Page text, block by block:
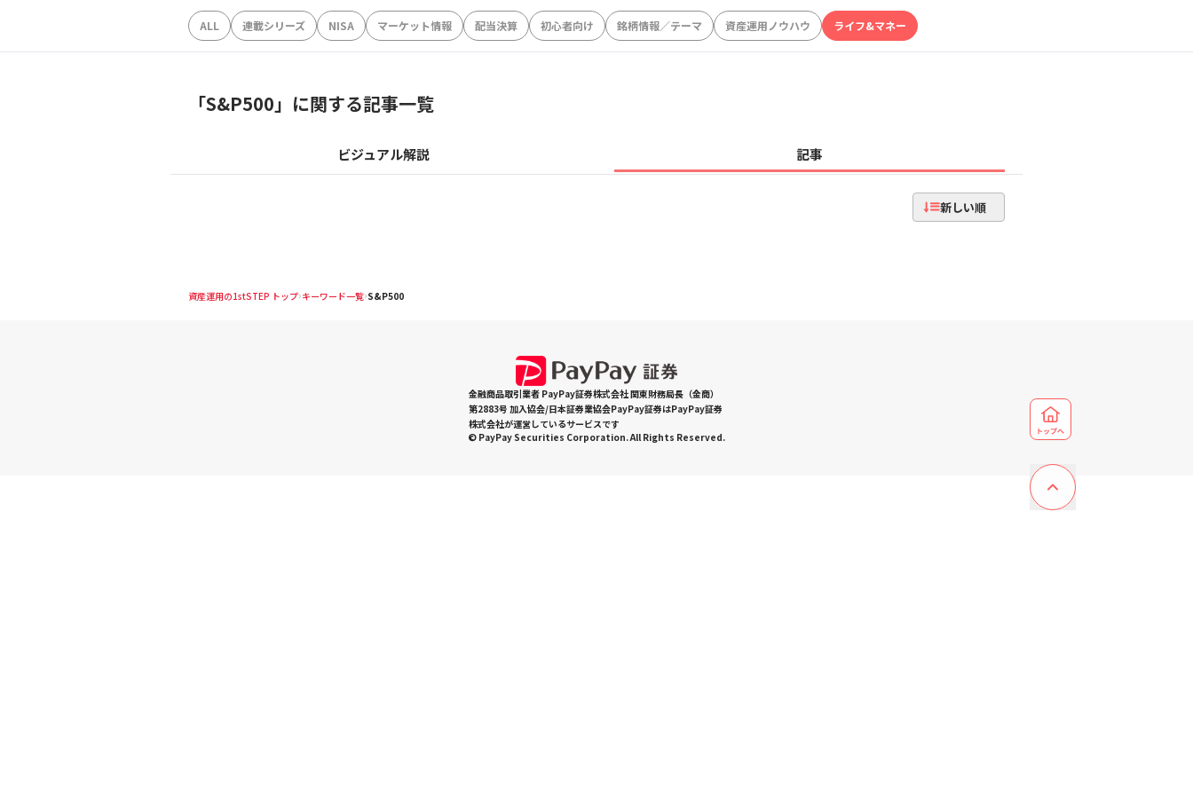
ALL 連載シリーズ NISA マーケット情報 配当決算 初心者向け 銘柄情報／テーマ 資産運用ノウハウ ライフ&マネー
「S&P500」に関する記事一覧
ビジュアル解説 記事
新しい順
資産運用の1stSTEP トップ キーワード一覧 S&P500
金融商品取引業者 PayPay証券株式会社 関東財務局長（金商）
第2883号 加入協会/日本証券業協会PayPay証券はPayPay証券
株式会社が運営しているサービスです
© PayPay Securities Corporation. All Rights Reserved.